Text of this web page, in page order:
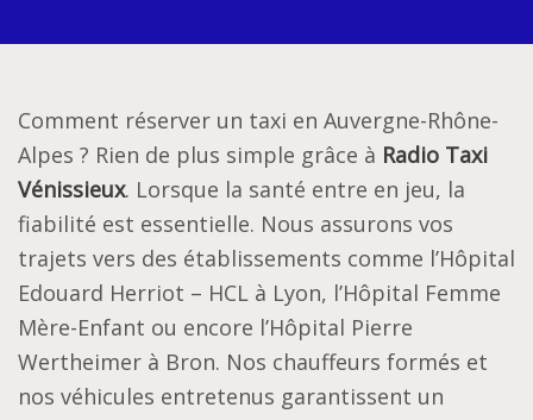
Comment réserver un taxi en Auvergne-Rhône-
Alpes ? Rien de plus simple grâce à Radio Taxi
Vénissieux. Lorsque la santé entre en jeu, la
fiabilité est essentielle. Nous assurons vos
trajets vers des établissements comme l’Hôpital
Edouard Herriot – HCL à Lyon, l’Hôpital Femme
Mère-Enfant ou encore l’Hôpital Pierre
Wertheimer à Bron. Nos chauffeurs formés et
nos véhicules entretenus garantissent un